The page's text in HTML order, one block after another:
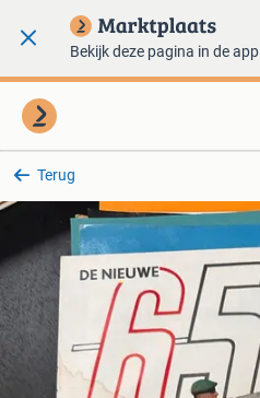
Bekijk deze pagina in de app
Terug